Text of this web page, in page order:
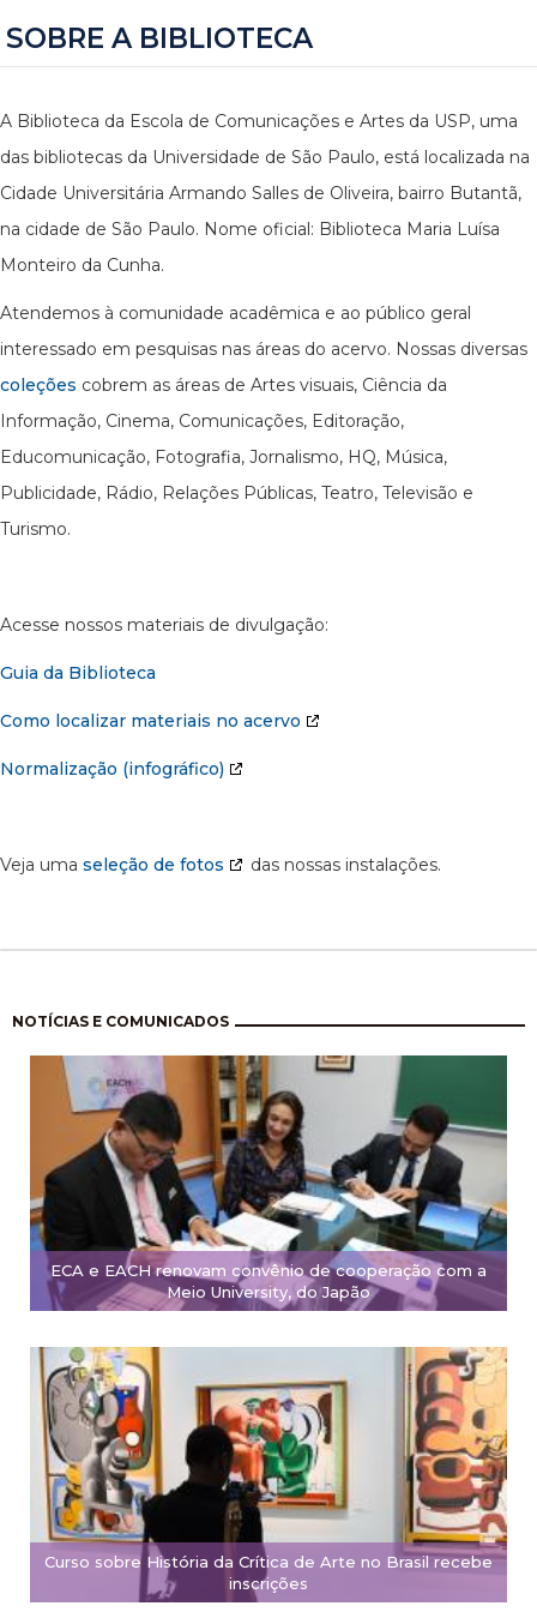
SOBRE A BIBLIOTECA
A Biblioteca da Escola de Comunicações e Artes da USP, uma
das bibliotecas da Universidade de São Paulo, está localizada na
Cidade Universitária Armando Salles de Oliveira, bairro Butantã,
na cidade de São Paulo. Nome oficial: Biblioteca Maria Luísa
Monteiro da Cunha.
Atendemos à comunidade acadêmica e ao público geral
interessado em pesquisas nas áreas do acervo. Nossas diversas
coleções cobrem as áreas de Artes visuais, Ciência da
Informação, Cinema, Comunicações, Editoração,
Educomunicação, Fotografia, Jornalismo, HQ, Música,
Publicidade, Rádio, Relações Públicas, Teatro, Televisão e
Turismo.
Acesse nossos materiais de divulgação:
Guia da Biblioteca
Como localizar materiais no acervo
Normalização (infográfico)
Veja uma seleção de fotos das nossas instalações.
NOTÍCIAS E COMUNICADOS
ECA e EACH renovam convênio de cooperação com a
Meio University, do Japão
Curso sobre História da Crítica de Arte no Brasil recebe
inscrições
Paginação